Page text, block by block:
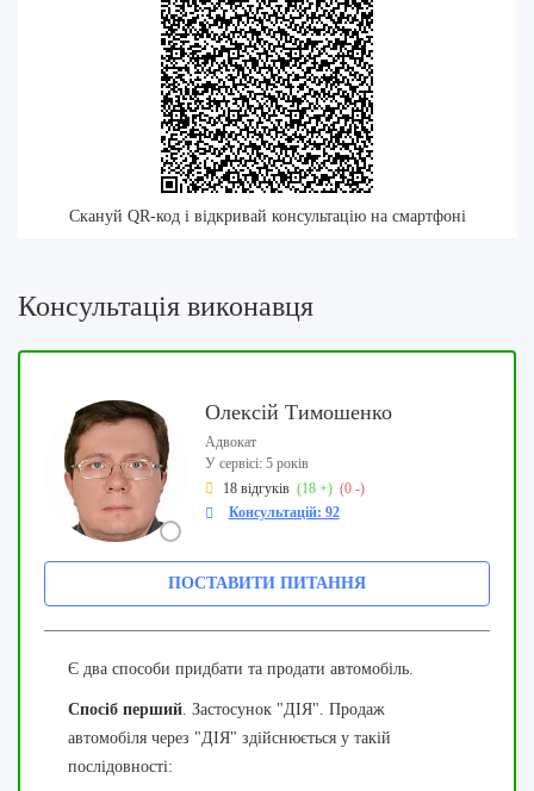
Скануй QR-код і відкривай консультацію на смартфоні
Консультація виконавця
Олексій Тимошенко
Адвокат
У сервісі: 5 років
18 відгуків (18 +) (0 -)
Консультацій: 92
ПОСТАВИТИ ПИТАННЯ
Є два способи придбати та продати автомобіль.
Спосіб перший. Застосунок "ДІЯ". Продаж
автомобіля через "ДІЯ" здійснюється у такій
послідовності: